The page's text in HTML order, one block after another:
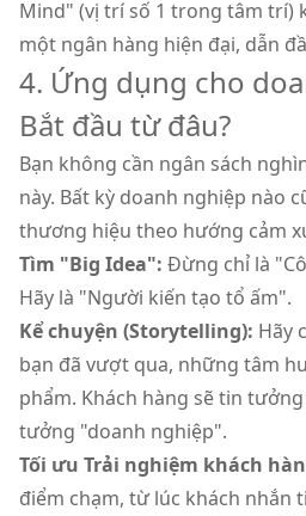
Mind" (vị trí số 1 trong tâm trí)
một ngân hàng hiện đại, dẫn
4. Ứng dụng cho
Bắt đầu từ đâu?
Bạn không cần ngân sách
này. Bất kỳ doanh nghiệp nào
thương hiệu theo hướng cảm
Tìm "Big Idea": Đừng chỉ là
Hãy là "Người kiến tạo tổ ấm".
Kể chuyện (Storytelling): Hãy
bạn đã vượt qua, những tâm
phẩm. Khách hàng sẽ tin
tưởng "doanh nghiệp".
Tối ưu Trải nghiệm khách
điểm chạm, từ lúc khách nhắn